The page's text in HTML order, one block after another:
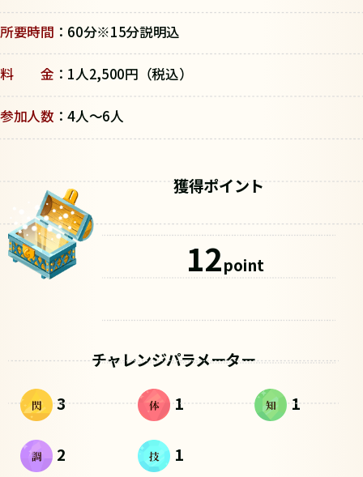
所要時間 ：60分※15分説明込
料 金 ：1人2,500円（税込）
参加人数 ：4人～6人
獲得ポイント
12point
チャレンジパラメーター
3
1 1
2 1